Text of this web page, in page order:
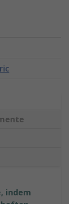
indem